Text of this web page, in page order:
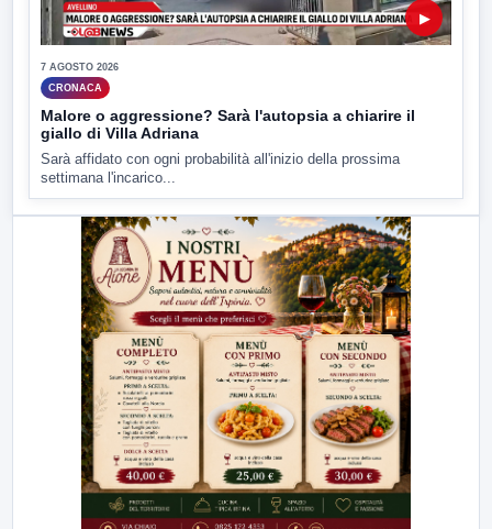
▶
7 AGOSTO 2026
CRONACA
Malore o aggressione? Sarà l'autopsia a chiarire il
giallo di Villa Adriana
Sarà affidato con ogni probabilità all'inizio della prossima
settimana l'incarico...